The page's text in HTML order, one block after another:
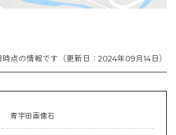
点の情報です（更新日：2024年09月14日）
青宇田画像石